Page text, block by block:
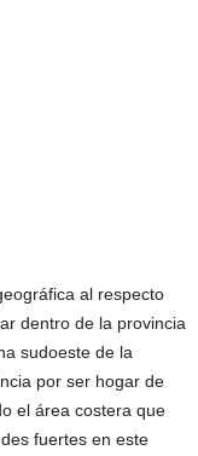
al respecto
dentro de la provincia
sudoeste de la
por ser hogar de
el área costera que
fuertes en este